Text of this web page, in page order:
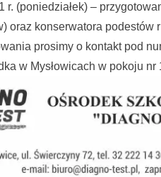
r. (poniedziałek) –
oraz konserwatora podestów
prosimy o kontakt pod
w Mysłowicach w pokoju nr